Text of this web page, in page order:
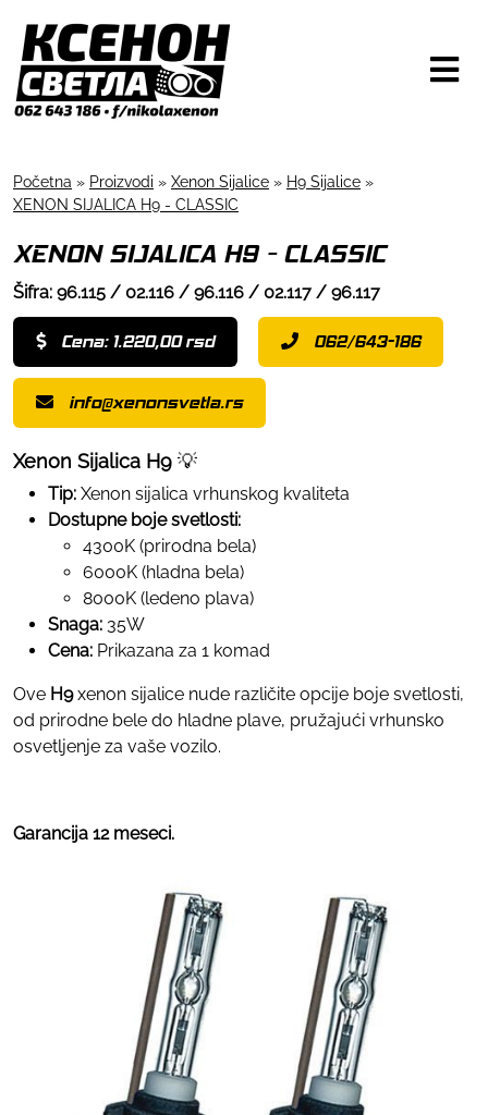
Početna » Proizvodi » Xenon Sijalice » H9 Sijalice »
XENON SIJALICA H9 - CLASSIC
XENON SIJALICA H9 - CLASSIC
Šifra: 96.115 / 02.116 / 96.116 / 02.117 / 96.117
Cena: 1.220,00 rsd 062/643-186
info@xenonsvetla.rs
Xenon Sijalica H9 💡
Tip: Xenon sijalica vrhunskog kvaliteta
Dostupne boje svetlosti:
4300K (prirodna bela)
6000K (hladna bela)
8000K (ledeno plava)
Snaga: 35W
Cena: Prikazana za 1 komad
Ove H9xenon sijalice nude različite opcije boje svetlosti,
od prirodne bele do hladne plave, pružajući vrhunsko
osvetljenje za vaše vozilo.
Garancija 12 meseci.